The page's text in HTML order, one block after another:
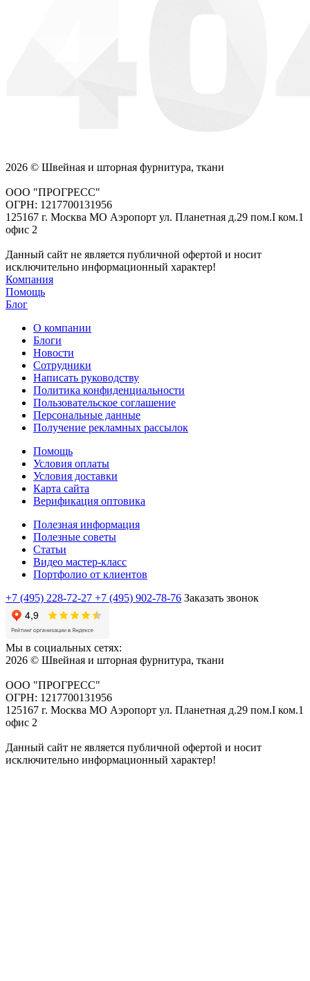
2026 © Швейная и шторная фурнитура, ткани
ООО "ПРОГРЕСС"
ОГРН: 1217700131956
125167 г. Москва МО Аэропорт ул. Планетная д.29 пом.I ком.1
офис 2
Данный сайт не является публичной офертой и носит
исключительно информационный характер!
Компания
Помощь
Блог
О компании
Блоги
Новости
Сотрудники
Написать руководству
Политика конфиденциальности
Пользовательское соглашение
Персональные данные
Получение рекламных рассылок
Помощь
Условия оплаты
Условия доставки
Карта сайта
Верификация оптовика
Полезная информация
Полезные советы
Статьи
Видео мастер-класс
Портфолио от клиентов
+7 (495) 228-72-27 +7 (495) 902-78-76 Заказать звонок
Мы в социальных сетях:
2026 © Швейная и шторная фурнитура, ткани
ООО "ПРОГРЕСС"
ОГРН: 1217700131956
125167 г. Москва МО Аэропорт ул. Планетная д.29 пом.I ком.1
офис 2
Данный сайт не является публичной офертой и носит
исключительно информационный характер!